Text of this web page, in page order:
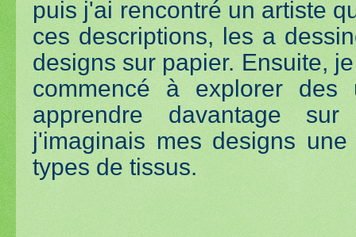
puis j'ai rencontré un artiste
ces descriptions, les a
designs sur papier. Ensuite,
commencé à explorer
apprendre davantage
j'imaginais mes designs
types de tissus.